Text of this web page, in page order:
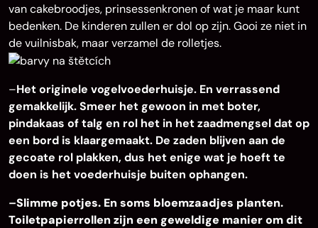
van cakebroodjes, prinsessenkronen of wat je maar kunt
bedenken. De kinderen zullen er dol op zijn. Gooi ze niet in
de vuilnisbak, maar verzamel de rolletjes.
–Het originele vogelvoederhuisje. En verrassend
gemakkelijk. Smeer het gewoon in met boter,
pindakaas of talg en rol het in het zaadmengsel dat op
een bord is klaargemaakt. De zaden blijven aan de
gecoate rol plakken, dus het enige wat je hoeft te
doen is het voederhuisje buiten ophangen.
–Slimme potjes. En soms bloemzaadjes planten.
Toiletpapierrollen zijn een geweldige manier om dit